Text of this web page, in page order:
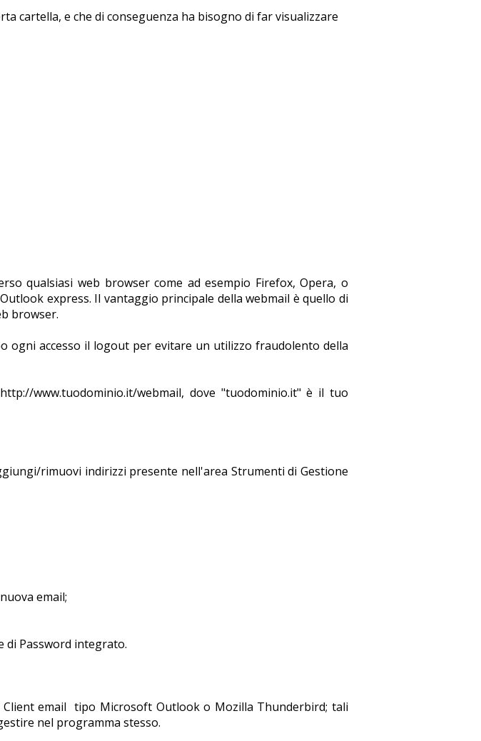
cartella, e che di conseguenza ha bisogno di far visualizzare
qualsiasi web browser come ad esempio Firefox, Opera, o
express. Il vantaggio principale della webmail è quello di
browser.
ogni accesso il logout per evitare un utilizzo fraudolento della
www.tuodominio.it/webmail, dove "tuodominio.it" è il tuo
rimuovi indirizzi presente nell'area Strumenti di Gestione
email;
di Password integrato.
email tipo Microsoft Outlook o Mozilla Thunderbird; tali
nel programma stesso.